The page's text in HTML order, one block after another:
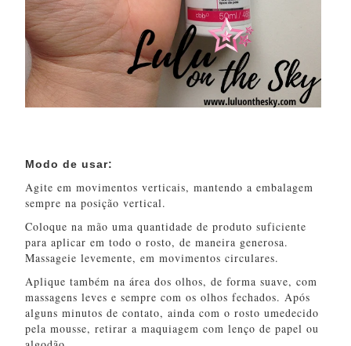
Modo de usar:
Agite em movimentos verticais, mantendo a embalagem
sempre na posição vertical.
Coloque na mão uma quantidade de produto suficiente
para aplicar em todo o rosto, de maneira generosa.
Massageie levemente, em movimentos circulares.
Aplique também na área dos olhos, de forma suave, com
massagens leves e sempre com os olhos fechados. Após
alguns minutos de contato, ainda com o rosto umedecido
pela mousse, retirar a maquiagem com lenço de papel ou